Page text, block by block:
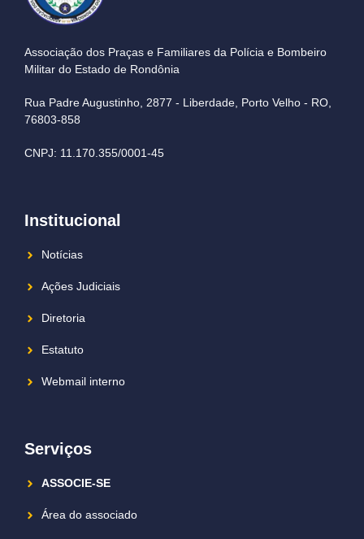
Associação dos Praças e Familiares da Polícia e Bombeiro
Militar do Estado de Rondônia
Rua Padre Augustinho, 2877 - Liberdade, Porto Velho - RO,
76803-858
CNPJ: 11.170.355/0001-45
Institucional
Notícias
Ações Judiciais
Diretoria
Estatuto
Webmail interno
Serviços
ASSOCIE-SE
Área do associado